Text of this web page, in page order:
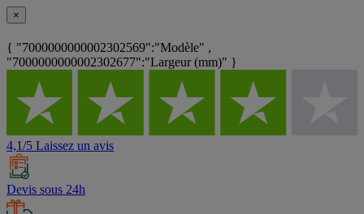
×
{ "7000000000002302569":"Modèle" ,
"7000000000002302677":"Largeur (mm)" }
4,1/5 Laissez un avis
Devis sous 24h